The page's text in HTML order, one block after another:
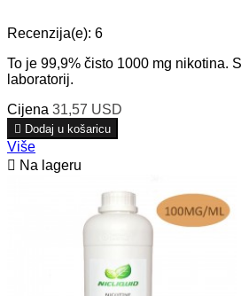
Recenzija(e): 6
To je 99,9% čisto 1000 mg nikotina.
laboratorij.
Cijena 31,57 USD
 Dodaj u košaricu
Više
 Na lageru